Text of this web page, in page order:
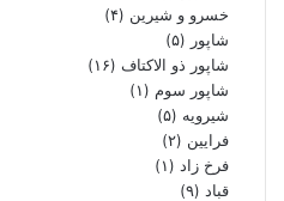
خسرو و شیرین (۴)
شاپور (۵)
شاپور ذو الاکتاف (۱۶)
شاپور سوم‏ (۱)
شیرویه (۵)
فرایین (۲)
فرخ زاد (۱)
قباد (۹)